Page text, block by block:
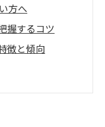
方へ
握するコツ
徴と傾向
ション方法